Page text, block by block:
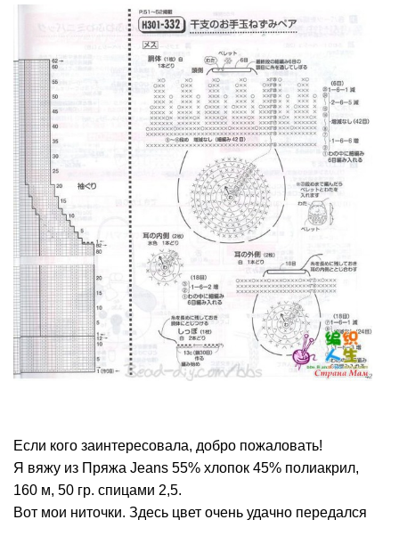
Если кого заинтересовала, добро пожаловать!
Я вяжу из Пряжа Jeans 55% хлопок 45% полиакрил,
160 м, 50 гр. спицами 2,5.
Вот мои ниточки. Здесь цвет очень удачно передался